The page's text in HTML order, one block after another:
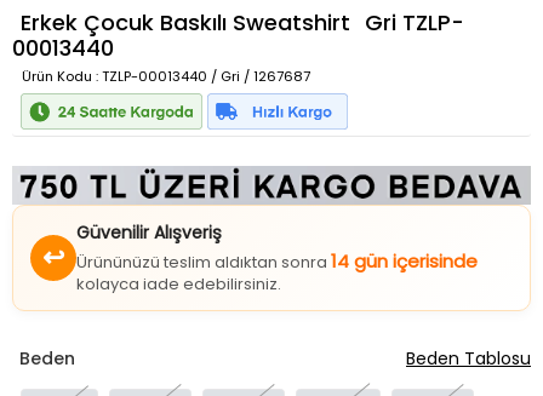
Erkek Çocuk Baskılı Sweatshirt Gri TZLP-
00013440
Ürün Kodu : TZLP-00013440 / Gri / 1267687
↩
Güvenilir Alışveriş
Ürününüzü teslim aldıktan sonra 14 gün içerisinde
kolayca iade edebilirsiniz.
Beden Beden Tablosu